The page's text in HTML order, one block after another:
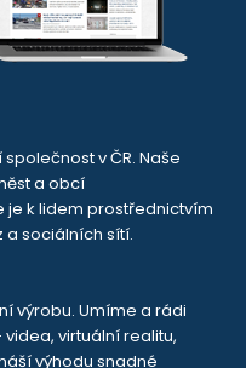
v ČR. Naše
a obcí
je k lidem prostřednictvím
a sociálních sítí.
výrobu. Umíme a rádi
virtuální realitu,
výhodu snadné